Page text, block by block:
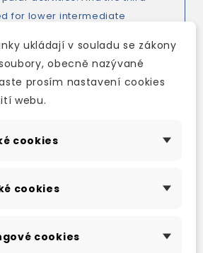
for lower intermediate
koutek.cz/wp-
CZ_BLOK-1-
ukládají v souladu se zákony
obecně nazývané
prosím nastavení cookies
webu.
cookies
cookies
cookies